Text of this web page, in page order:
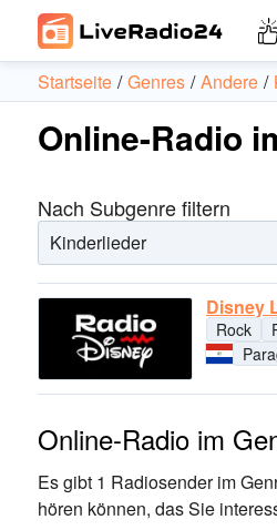
Startseite Genres Andere
Online-Radio
Nach Subgenre filtern
Kinderlieder
Disney
Rock
Online-Radio im
Es gibt 1 Radiosender im
hören können, das Sie